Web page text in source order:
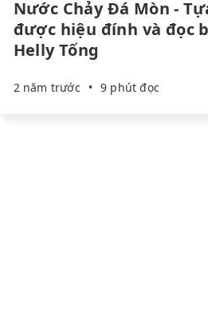
Nước Chảy Đá Mòn -
được hiệu đính và đọc
Helly Tống
2 năm trước • 9 phút đọc